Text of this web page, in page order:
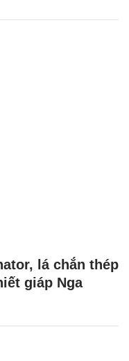
lá chắn thép
giáp Nga